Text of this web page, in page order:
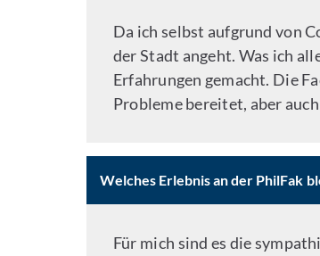
Da ich selbst aufgrund von
der Stadt angeht. Was ich
Erfahrungen gemacht. Die
Probleme bereitet, aber
Welches Erlebnis an der PhilFak
Für mich sind es die